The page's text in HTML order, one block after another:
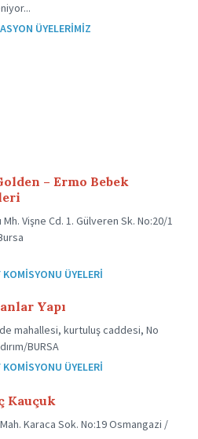
ÜYELERIMIZ
– Ermo Bebek
Mh. Vişne Cd. 1. Gülveren Sk. No:20/1
KOMISYONU ÜYELERI
Yapı
mahallesi, kurtuluş caddesi, No
BURSA
KOMISYONU ÜYELERI
Kauçuk
Karaca Sok. No:19 Osmangazi /